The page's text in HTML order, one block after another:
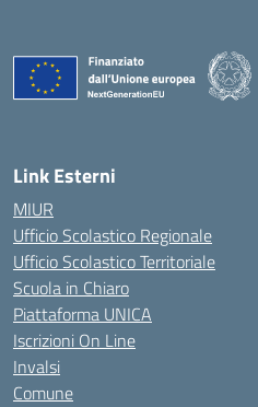
Link Esterni
MIUR
Ufficio Scolastico Regionale
Ufficio Scolastico Territoriale
Scuola in Chiaro
Piattaforma UNICA
Iscrizioni On Line
Invalsi
Comune